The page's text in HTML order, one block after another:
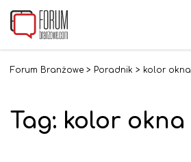
Forum Branżowe > Poradnik > kolor okna
Tag: kolor okna